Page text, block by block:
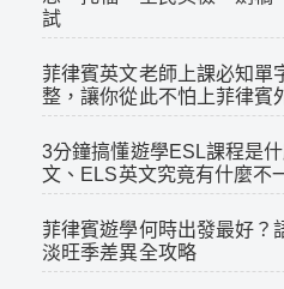
試
菲律賓英文老師上課必知單
整，讓你從此不怕上菲律賓
3分鐘搞懂遊學ESL課程是
文、ELS英文究竟有什麼不
菲律賓遊學何時出發最好？
淡旺季差異全攻略